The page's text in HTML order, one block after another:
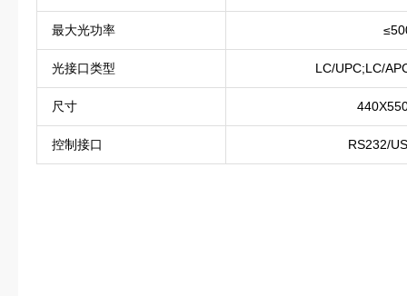
最大光功率
光接口类型 LC/UPC;LC/
尺寸
控制接口 RS232/